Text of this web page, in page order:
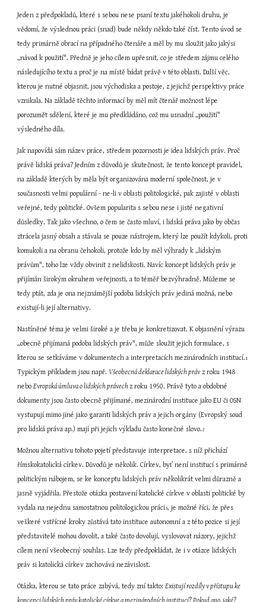
Jeden z předpokladů, které s sebou nese psaní textu jakéhokoli druhu, je
vědomí, že výslednou práci (snad) bude někdy někdo také číst. Tento úvod se
tedy primárně obrací na případného čtenáře a měl by mu sloužit jako jakýsi
„návod k použití". Předně je jeho cílem upřesnit, co je středem zájmu celého
následujícího textu a proč je na místě bádat právě v této oblasti. Další věc,
kterou je nutné objasnit, jsou východiska a postoje, z jejichž perspektivy práce
vznikala. Na základě těchto informací by měl mít čtenář možnost lépe
porozumět sdělení, které je mu předkládáno, což mu usnadní „použití"
výsledného díla.
Jak napovídá sám název práce, středem pozornosti je idea lidských práv. Proč
právě lidská práva? Jedním z důvodů je skutečnost, že tento koncept pravidel,
na základě kterých by měla být organizována moderní společnost, je v
současnosti velmi populární - ne-li v oblasti politologické, pak zajisté v oblasti
veřejné, tedy politické. Ovšem popularita s sebou nese i jisté negativní
důsledky. Tak jako všechno, o čem se často mluví, i lidská práva jako by občas
ztrácela jasný obsah a stávala se pouze nástrojem, který lze použít kdykoli, proti
komukoli a na obranu čehokoli, protože kdo by měl výhrady k „lidským
právům", toho lze vždy obvinit z nelidskosti. Navíc koncept lidských práv je
přijímán širokým okruhem veřejnosti, a to téměř bezvýhradně. Můžeme se
tedy ptát, zda je ona nejznámější podoba lidských práv jediná možná, nebo
existují-li její alternativy.
Nastíněné téma je velmi široké a je třeba je konkretizovat. K objasnění výrazu
„obecně přijímaná podoba lidských práv", může sloužit jejich formulace, s
kterou se setkáváme v dokumentech a interpretacích mezinárodních institucí.
Typickým příkladem jsou např. Všeobecná deklarace lidských práv z roku 1948
nebo Evropská úmluva o lidských právech z roku 1950. Právě tyto a obdobné
dokumenty jsou často obecně přijímané, mezinárodní instituce jako EU či OSN
vystupují mimo jiné jako garanti lidských práv a jejich orgány (Evropský soud
pro lidská práva ap.) mají při jejich výkladu často konečné slovo.2
Možnou alternativu tohoto pojetí představuje interpretace, s níž přichází
římskokatolická církev. Důvodů je několik. Církev, byť není institucí s primárně
politickým nábojem, se ke konceptu lidských práv několikrát velmi důrazně a
jasně vyjádřila. Přestože otázka postavení katolické církve v oblasti politické by
vydala na nejednu samostatnou politologickou práci3, je možné říci, že přes
veškeré vstřícné kroky zůstává tato instituce autonomní a z této pozice si její
představitelé mohou dovolit, a také často dovolují, vyslovovat názory, jejichž
cílem není všeobecný souhlas. Lze tedy předpokládat, že i v otázce lidských
práv si katolická církev zachovává nezávislost.
Otázka, kterou se tato práce zabývá, tedy zní takto: Existují rozdíly v přístupu ke